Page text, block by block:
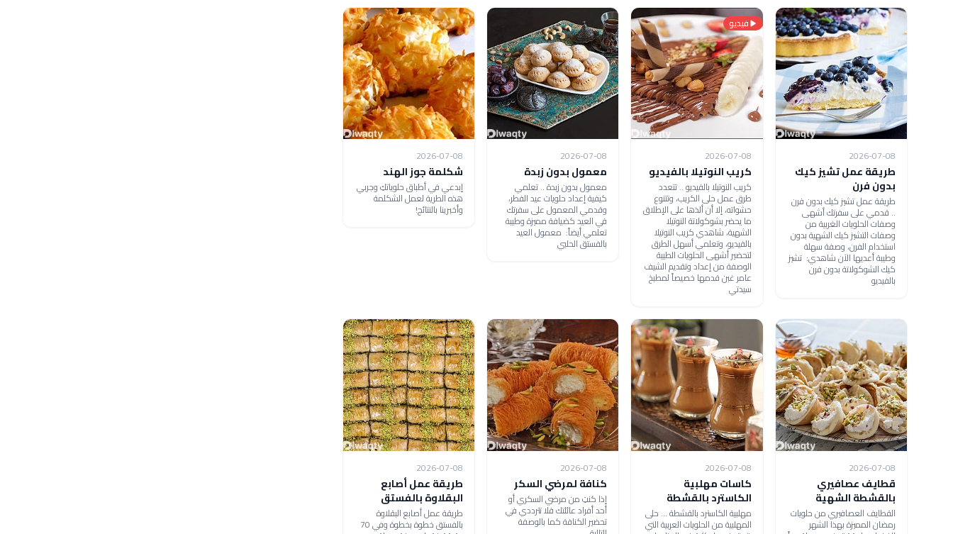
2026-07-08
طريقة عمل تشيز كيك
بدون فرن
طريقة عمل تشيز كيك بدون فرن
.. قدمي على سفرتك أشهى
وصفات الحلويات الغربية من
وصفات التشيز كيك الشهية بدون
استخدام الفرن، وصفة سهلة
وطيبة أعديها الآن شاهدي: تشيز
كيك الشوكولاتة بدون فرن
بالفيديو
فيديو
2026-07-08
كريب النوتيلا بالفيديو
كريب النوتيلا بالفيديو .. تتعدد
طرق عمل حلى الكريب، وتتنوع
حشواته، إلا أن ألذها على الإطلاق
ما يحضر بشوكولاتة النوتيلا
الشهية، شاهدي كريب النوتيلا
بالفيديو، وتعلمي أسهل الطرق
لتحضير أشهى الحلويات الطيبة
الوصفة من إعداد وتقديم الشيف
عامر غبن قدمها خصيصاً لمطبخ
سيدتي
2026-07-08
معمول بدون زبدة
معمول بدون زبدة .. تعلمي
كيفية إعداد حلويات عيد الفطر،
وقدمي المعمول على سفرتك
في العيد كضيافة مميزة وطيبة
تعلمي أيضاً: معمول العيد
بالفستق الحلبي
2026-07-08
شكلمة جوز الهند
إبدعي في أطباق حلوياتكِ وجربي
هذه الطرية لعمل الشكلمة
وأخبرينا بالنتائج!
2026-07-08
قطايف عصافيري
بالقشطة الشهية
القطايف العصافيري من حلويات
رمضان المميزة بهذا الشهر
2026-07-08
كاسات مهلبية
الكاسترد بالقشطة
مهلبية الكاسترد بالقشطة ... حلى
المهلبية من الحلويات العربية التي
2026-07-08
كنافة لمرضي السكر
إذا كنتِ من مرضي السكري أو
أحد أفراد عائلتك فلا تترددي في
تحضير الكنافة كما بالوصفة
2026-07-08
طريقة عمل أصابع
البقلاوة بالفستق
طريقة عمل أصابع البقلاوة
بالفستق خطوة بخطوة وفي 70